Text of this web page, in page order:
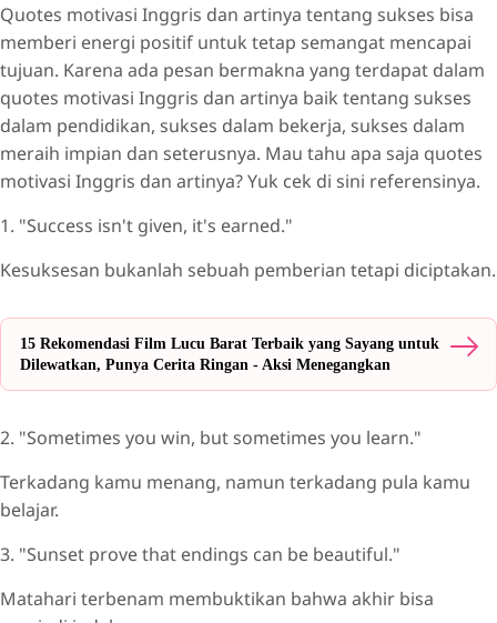
Quotes motivasi Inggris dan artinya tentang sukses bisa
memberi energi positif untuk tetap semangat mencapai
tujuan. Karena ada pesan bermakna yang terdapat dalam
quotes motivasi Inggris dan artinya baik tentang sukses
dalam pendidikan, sukses dalam bekerja, sukses dalam
meraih impian dan seterusnya. Mau tahu apa saja quotes
motivasi Inggris dan artinya? Yuk cek di sini referensinya.
1. "Success isn't given, it's earned."
Kesuksesan bukanlah sebuah pemberian tetapi diciptakan.
15 Rekomendasi Film Lucu Barat Terbaik yang Sayang untuk
Dilewatkan, Punya Cerita Ringan - Aksi Menegangkan
2. "Sometimes you win, but sometimes you learn."
Terkadang kamu menang, namun terkadang pula kamu
belajar.
3. "Sunset prove that endings can be beautiful."
Matahari terbenam membuktikan bahwa akhir bisa